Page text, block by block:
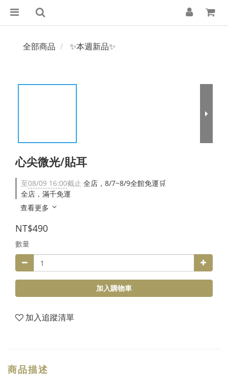
全部商品 ✨本週新品✨
心尖微光/貼耳
至08/09 16:00截止 全店，8/7~8/9全館免運🛒
全店，滿千免運
查看更多
NT$490
數量
加入購物車
加入追蹤清單
商品描述